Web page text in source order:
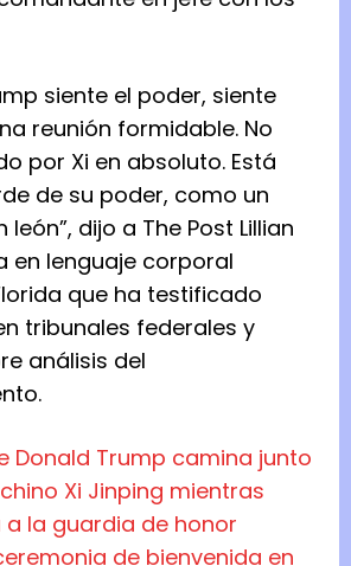
siente el poder, siente
reunión formidable. No
por Xi en absoluto. Está
de su poder, como un
dijo a The Post Lillian
en lenguaje corporal
que ha testificado
tribunales federales y
análisis del